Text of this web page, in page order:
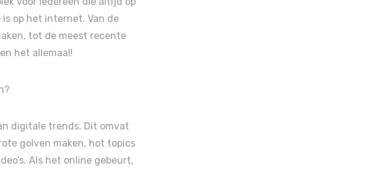
op het internet. Van de
tot de meest recente
het allemaal!
digitale trends. Dit omvat
golven maken, hot topics
Als het online gebeurt,